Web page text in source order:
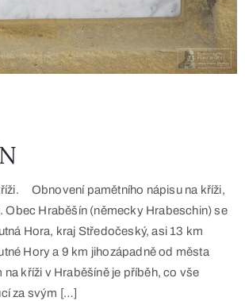
Obnovení pamětního nápisu na kříži,
Obec Hraběšín (německy Hrabeschin) se
Hora, kraj Středočeský, asi 13 km
Hory a 9 km jihozápadně od města
na kříži v Hraběšíně je příběh, co vše
za svým […]